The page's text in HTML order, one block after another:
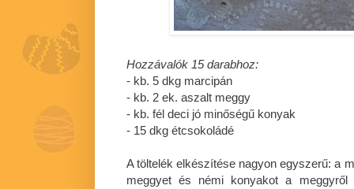
Hozzávalók 15 darabhoz:
- kb. 5 dkg marcipán
- kb. 2 ek. aszalt meggy
- kb. fél deci jó minőségű konyak
- 15 dkg étcsokoládé
A töltelék elkészítése nagyon egyszerű: a
meggyet és némi konyakot a meggyről